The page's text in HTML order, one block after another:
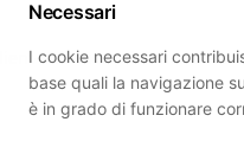
Necessari
I cookie necessari
base quali la navigazione
è in grado di funzionare
client -side exception has